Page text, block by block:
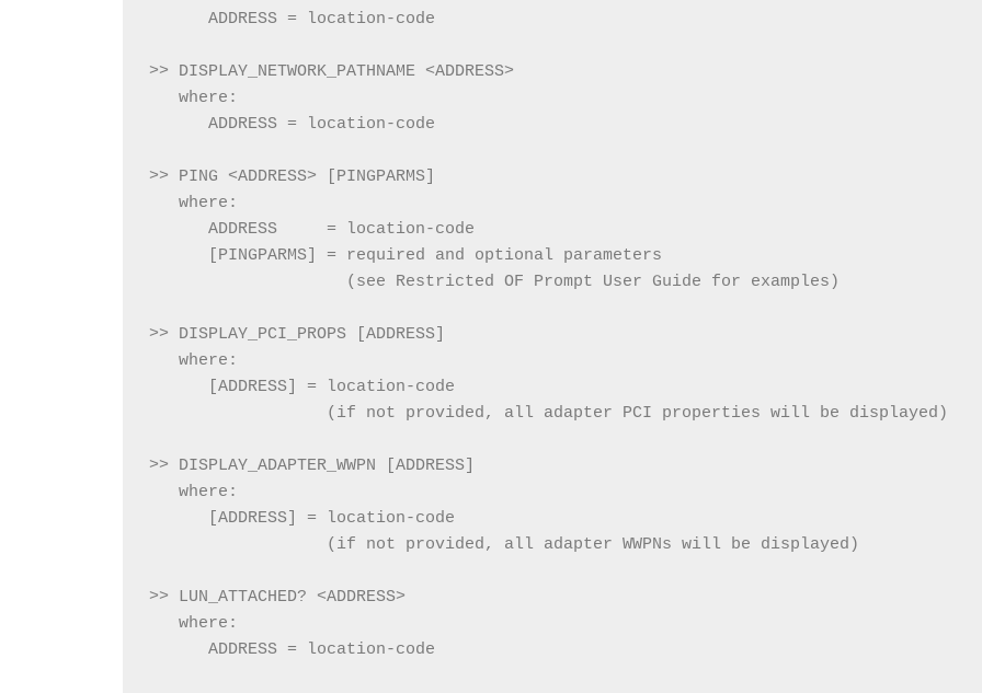
ADDRESS = location-code
>> DISPLAY_NETWORK_PATHNAME <ADDRESS>
where:
ADDRESS = location-code
>> PING <ADDRESS> [PINGPARMS]
where:
ADDRESS     = location-code
[PINGPARMS] = required and optional parameters
(see Restricted OF Prompt User Guide for examples)
>> DISPLAY_PCI_PROPS [ADDRESS]
where:
[ADDRESS] = location-code
(if not provided, all adapter PCI properties will be displayed)
>> DISPLAY_ADAPTER_WWPN [ADDRESS]
where:
[ADDRESS] = location-code
(if not provided, all adapter WWPNs will be displayed)
>> LUN_ATTACHED? <ADDRESS>
where:
ADDRESS = location-code